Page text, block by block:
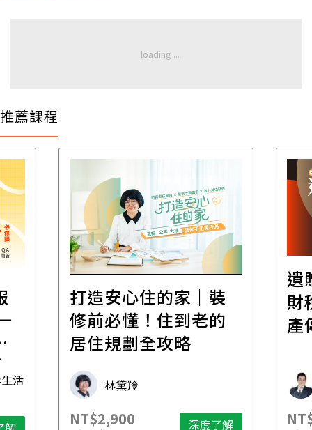
推薦課程
活
打造安心住的家｜裝
修前必懂！住到老的
居住規劃全攻略
林黛羚
NT$2,900 深度了解
遺
財
產